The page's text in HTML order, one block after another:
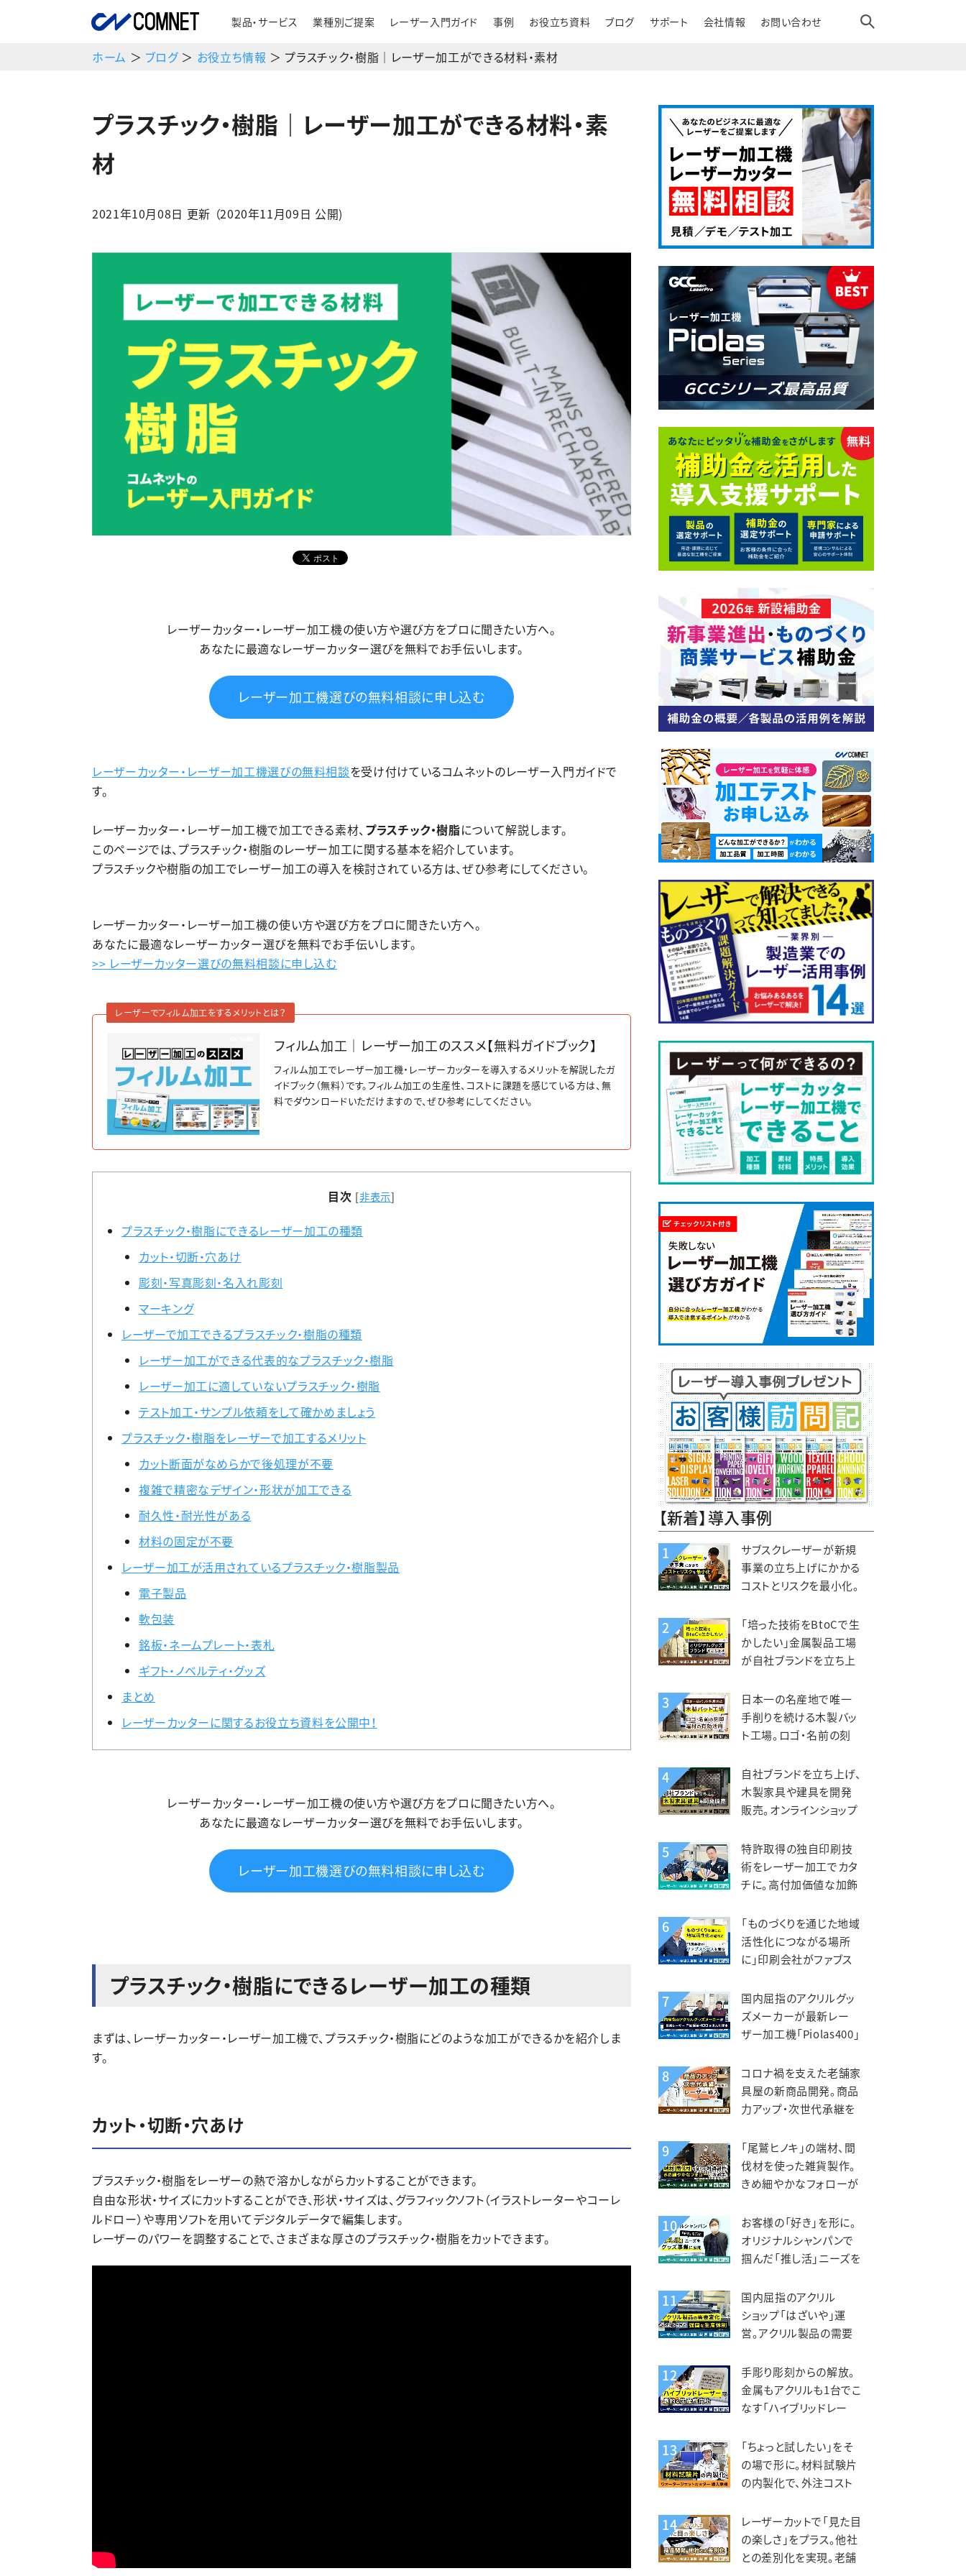
製品・サービス 業種別ご提案 レーザー入門ガイド 事例 お役立ち資料 ブログ サポート 会社情報 お問い合わせ
ホーム ＞ ブログ＞ お役立ち情報 ＞ プラスチック・樹脂｜レーザー加工ができる材料・素材
プラスチック・樹脂｜レーザー加工ができる材料・素
材
2021年10月08日 更新 （2020年11月09日 公開)
レーザーカッター・レーザー加工機の使い方や選び方をプロに聞きたい方へ。
あなたに最適なレーザーカッター選びを無料でお手伝いします。
レーザー加工機選びの無料相談に申し込む
レーザーカッター・レーザー加工機選びの無料相談を受け付けているコムネットのレーザー入門ガイドで
す。
レーザーカッター・レーザー加工機で加工できる素材、 プラスチック・樹脂について解説します。
このページでは、プラスチック・樹脂のレーザー加工に関する基本を紹介しています。
プラスチックや樹脂の加工でレーザー加工の導入を検討されている方は、ぜひ参考にしてください。
レーザーカッター・レーザー加工機の使い方や選び方をプロに聞きたい方へ。
あなたに最適なレーザーカッター選びを無料でお手伝いします。
>> レーザーカッター選びの無料相談に申し込む
レーザーでフィルム加工をするメリットとは？
フィルム加工｜レーザー加工のススメ【無料ガイドブック】
フィルム加工でレーザー加工機・レーザーカッターを導入するメリットを解説したガ
イドブック（無料）です。フィルム加工の生産性、コストに課題を感じている方は、無
料でダウンロードいただけますので、ぜひ参考にしてください。
目次 [非表示]
プラスチック・樹脂にできるレーザー加工の種類
カット・切断・穴あけ
彫刻・写真彫刻・名入れ彫刻
マーキング
レーザーで加工できるプラスチック・樹脂の種類
レーザー加工ができる代表的なプラスチック・樹脂
レーザー加工に適していないプラスチック・樹脂
テスト加工・サンプル依頼をして確かめましょう
プラスチック・樹脂をレーザーで加工するメリット
カット断面がなめらかで後処理が不要
複雑で精密なデザイン・形状が加工できる
耐久性・耐光性がある
材料の固定が不要
レーザー加工が活用されているプラスチック・樹脂製品
電子製品
軟包装
銘板・ネームプレート・表札
ギフト・ノベルティ・グッズ
まとめ
レーザーカッターに関するお役立ち資料を公開中！
レーザーカッター・レーザー加工機の使い方や選び方をプロに聞きたい方へ。
あなたに最適なレーザーカッター選びを無料でお手伝いします。
レーザー加工機選びの無料相談に申し込む
プラスチック・樹脂にできるレーザー加工の種類
まずは、レーザーカッター・レーザー加工機で、プラスチック・樹脂にどのような加工ができるかを紹介しま
す。
カット・切断・穴あけ
プラスチック・樹脂をレーザーの熱で溶かしながらカットすることができます。
自由な形状・サイズにカットすることができ、形状・サイズは、グラフィックソフト（イラストレーターやコーレ
ルドロー）や専用ソフトを用いてデジタルデータで編集します。
レーザーのパワーを調整することで、さまざまな厚さのプラスチック・樹脂をカットできます。
【新着】導入事例
1
サブスクレーザーが新規
事業の立ち上げにかかる
コストとリスクを最小化。
kiond（キオンド）様
2
「培った技術をBtoCで生
かしたい」金属製品工場
が自社ブランドを立ち上
造販売。錦中央工業様
3
日本一の名産地で唯一
手削りを続ける木製バッ
ト工場。ロゴ・名前の刻
を活用。エスオースポーツ
工業様
4
自社ブランドを立ち上げ、
木製家具や建具を開発
販売。オンラインショップ
大。KIZAIKU C+（阪口銘
木店）様
5
特許取得の独自印刷技
術をレーザー加工でカタ
チに。高付加価値な加飾
柱へ。智昌加工様
6
「ものづくりを通じた地域
活性化につながる場所
に」印刷会社がファブス
や印刷工業様
7
国内屈指のアクリルグッ
ズメーカーが最新レー
ザー加工機「Piolas400」
（北星社グループ）様
8
コロナ禍を支えた老舗家
具屋の新商品開発。商品
力アップ・次世代承継を
津木工様
9
「尾鷲ヒノキ」の端材、間
伐材を使った雑貨製作。
きめ細やかなフォローが
すや様
10
お客様の「好き」を形に。
オリジナルシャンパンで
掴んだ「推し活」ニーズを
インマーケット様
11
国内屈指のアクリル
ショップ「はざいや」運
営。アクリル製品の需要
生産体制。菅原工芸様
12
手彫り彫刻からの解放。
金属もアクリルも1台でこ
なす「ハイブリッドレー
上。トージ工芸様
13
「ちょっと試したい」をそ
の場で形に。材料試験片
の内製化で、外注コスト
両立。フジクリーン様
14
レーザーカットで「見た目
の楽しさ」をプラス。他社
との差別化を実現。老舗